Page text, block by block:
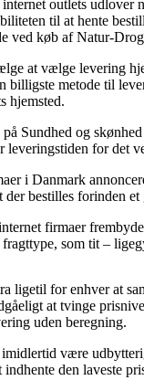
internet outlets
til at hente
ved køb af Natur-
at vælge levering
billigste metode til
hjemsted.
Sundhed og
leveringstiden for det
i Danmark
der bestilles forinden
firmaer
fragttype, som tit –
ligetil for enhver at
at tvinge
uden beregning.
være
indhente den laveste